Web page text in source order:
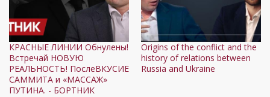
КРАСНЫЕ ЛИНИИ Обнулены!
Встречай НОВУЮ
РЕАЛЬНОСТЬ! ПослеВКУСИЕ
САММИТА и «МАССАЖ»
ПУТИНА. - БОРТНИК
Origins of the conflict and the
history of relations between
Russia and Ukraine